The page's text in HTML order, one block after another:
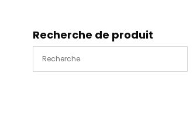
Recherche de produit